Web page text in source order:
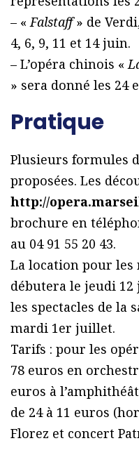
– « Falstaff» de
4, 6, 9, 11 et 14 juin.
– L’opéra chinois «
» sera donné les 24
Pratique
Plusieurs formules
proposées. Les
http://
brochure en
au 04 91 55 20 43.
La location pour les
débutera le jeudi
les spectacles de la
mardi 1er juillet.
Tarifs : pour les
78 euros en
euros à
de 24 à 11 euros
Florez et concert